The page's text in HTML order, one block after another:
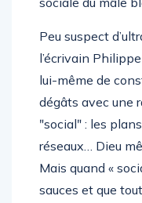
Peu suspect
l’écrivain
lui-même de
dégâts avec une
ʺsocialʺ : les
réseaux… Dieu
Mais quand «
sauces et que